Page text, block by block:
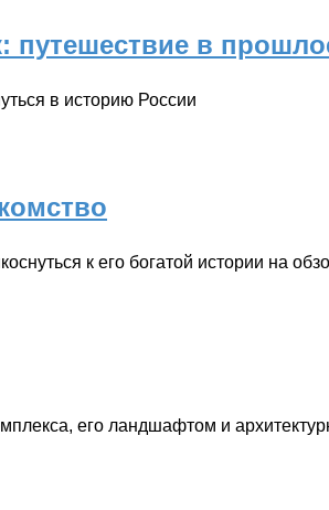
путешествие в
в историю России
к его богатой истории на
его ландшафтом и